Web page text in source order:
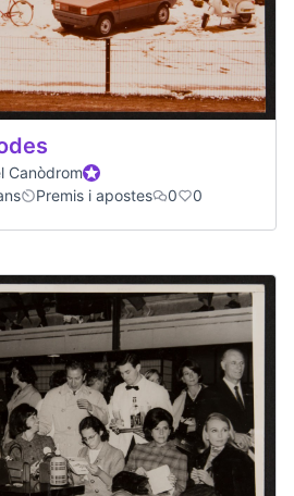
CanòdromOfficial participant
Premis i apostes 0 0